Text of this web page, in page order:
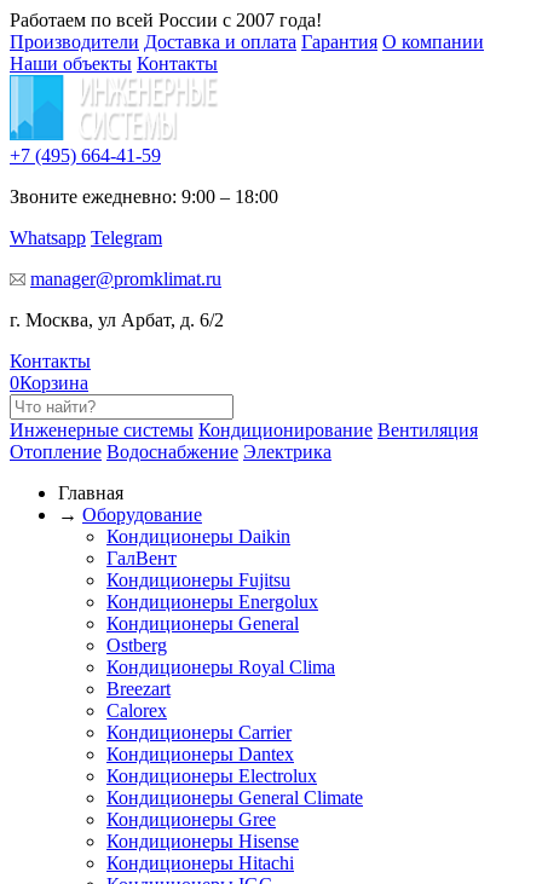
Работаем по всей России с 2007 года!
Производители Доставка и оплата Гарантия О компании
Наши объекты Контакты
+7 (495) 664-41-59
Звоните ежедневно: 9:00 – 18:00
Whatsapp Telegram
manager@promklimat.ru
г. Москва, ул Арбат, д. 6/2
Контакты
0Корзина
Инженерные системы Кондиционирование Вентиляция
Отопление Водоснабжение Электрика
Главная
→ Оборудование
Кондиционеры Daikin
ГалВент
Кондиционеры Fujitsu
Кондиционеры Energolux
Кондиционеры General
Ostberg
Кондиционеры Royal Clima
Breezart
Calorex
Кондиционеры Carrier
Кондиционеры Dantex
Кондиционеры Electrolux
Кондиционеры General Climate
Кондиционеры Gree
Кондиционеры Hisense
Кондиционеры Hitachi